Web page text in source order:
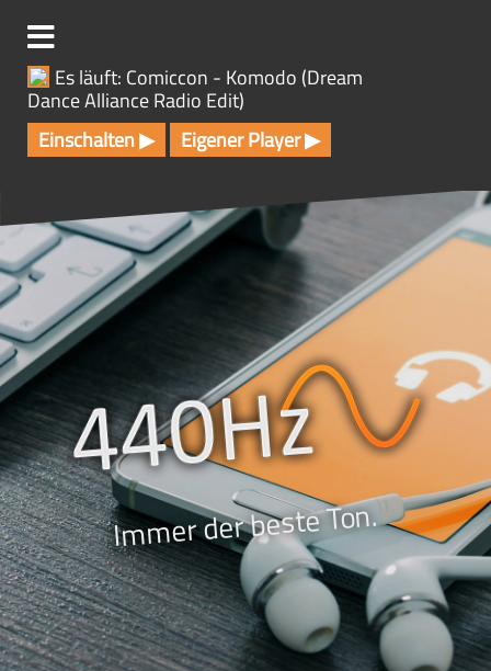
s
r
i
n
g
e
n
Es läuft: Comiccon - Komodo (Dream
Dance Alliance Radio Edit)
Einschalten ▶
Eigener Player ▶
Immer der beste Ton.